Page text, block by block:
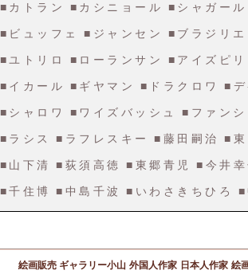
■カトラン ■カシニョール ■シャガール
■ビュッフェ ■ジャンセン ■ブラジリエ
■ユトリロ ■ローランサン ■アイズピリ
■イカール ■ギヤマン ■ドラクロワ ■
■シャロワ ■ワイズバッシュ ■ファン
■ラシス ■ラフレスキー ■藤田嗣治 ■
■山下清 ■荻須高徳 ■東郷青児 ■今井
■千住博 ■中島千波 ■いわさきちひろ
絵画販売 ギャラリー小山 外国人作家 日本人作家 絵